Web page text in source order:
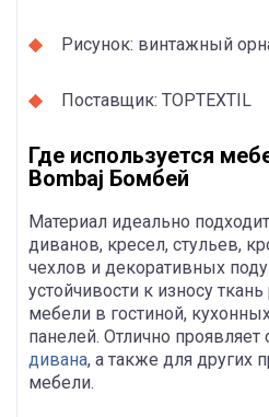
Рисунок: винтажный
Поставщик: TOPTEXTIL
Где используется
Bombaj Бомбей
Материал идеально
диванов, кресел, стульев,
чехлов и декоративных
устойчивости к износу
мебели в гостиной,
панелей. Отлично проявляет
дивана, а также для других
мебели.